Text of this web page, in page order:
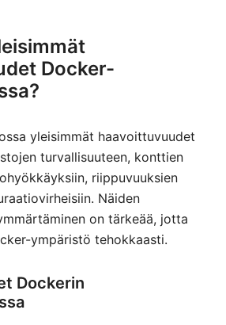
Docker-
yleisimmät haavoittuvuudet
turvallisuuteen, konttien
riippuvuuksien
Näiden
on tärkeää, jotta
ympäristö tehokkaasti.
Dockerin